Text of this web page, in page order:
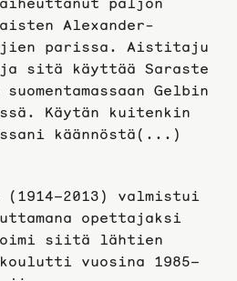
Alexander-
parissa. Aistitaju
sitä käyttää Saraste
Gelbin
Käytän kuitenkin
käännöstä(...)
valmistui
opettajaksi
siitä lähtien
vuosina 1985–